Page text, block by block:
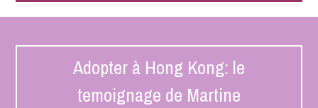
Adopter à Hong Kong: le
temoignage de Martine